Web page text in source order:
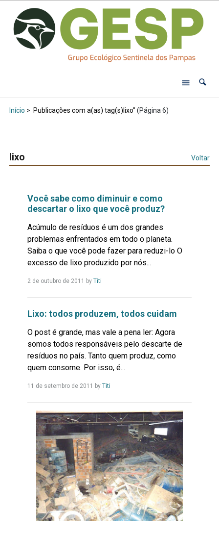
Início > Publicações com a(as) tag(s)lixo" (Página 6)
lixo Voltar
Você sabe como diminuir e como
descartar o lixo que você produz?
Acúmulo de resíduos é um dos grandes
problemas enfrentados em todo o planeta.
Saiba o que você pode fazer para reduzi-lo O
excesso de lixo produzido por nós...
2 de outubro de 2011 by TitiLeia
Lixo: todos produzem, todos cuidam
O post é grande, mas vale a pena ler: Agora
somos todos responsáveis pelo descarte de
resíduos no país. Tanto quem produz, como
quem consome. Por isso, é...
11 de setembro de 2011 by TitiLeia